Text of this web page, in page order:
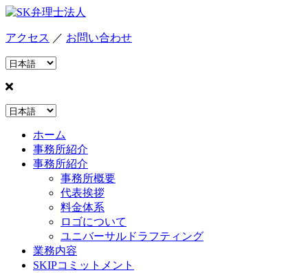
アクセス ／ お問い合わせ
ホーム
事務所紹介
事務所紹介
事務所概要
代表挨拶
料金体系
ロゴについて
ユニバーサルドラフティング
業務内容
SKIPコミットメント